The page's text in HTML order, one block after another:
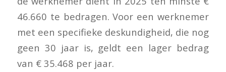
46.660 te bedragen. Voor een werknemer
met een specifieke deskundigheid, die nog
geen 30 jaar is, geldt een lager bedrag
van € 35.468 per jaar.